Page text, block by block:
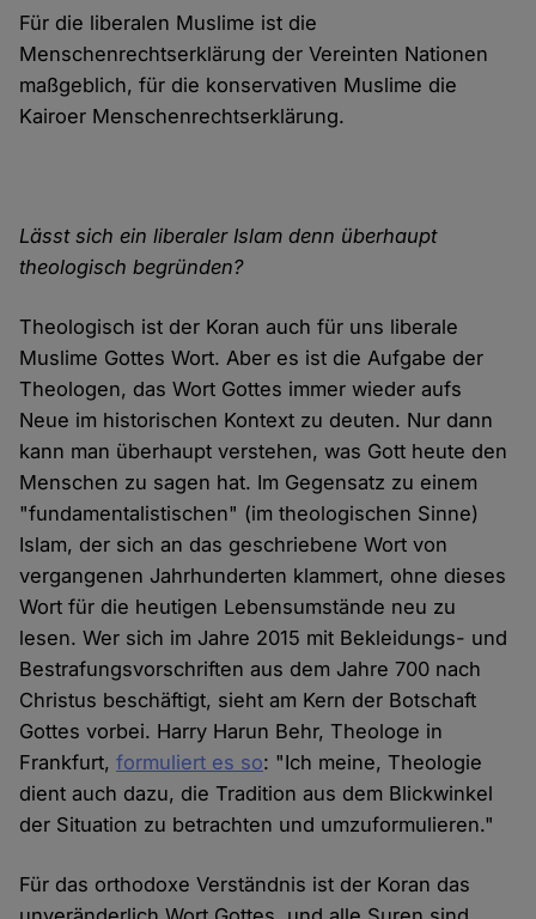
Für die liberalen Muslime ist die
Menschenrechtserklärung der Vereinten Nationen
maßgeblich, für die konservativen Muslime die
Kairoer Menschenrechtserklärung.
Lässt sich ein liberaler Islam denn überhaupt
theologisch begründen?
Theologisch ist der Koran auch für uns liberale
Muslime Gottes Wort. Aber es ist die Aufgabe der
Theologen, das Wort Gottes immer wieder aufs
Neue im historischen Kontext zu deuten. Nur dann
kann man überhaupt verstehen, was Gott heute den
Menschen zu sagen hat. Im Gegensatz zu einem
"fundamentalistischen" (im theologischen Sinne)
Islam, der sich an das geschriebene Wort von
vergangenen Jahrhunderten klammert, ohne dieses
Wort für die heutigen Lebensumstände neu zu
lesen. Wer sich im Jahre 2015 mit Bekleidungs- und
Bestrafungsvorschriften aus dem Jahre 700 nach
Christus beschäftigt, sieht am Kern der Botschaft
Gottes vorbei. Harry Harun Behr, Theologe in
Frankfurt,formuliert es so: "Ich meine, Theologie
dient auch dazu, die Tradition aus dem Blickwinkel
der Situation zu betrachten und umzuformulieren."
Für das orthodoxe Verständnis ist der Koran das